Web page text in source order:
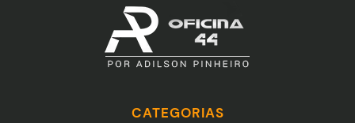
CATEGORIAS